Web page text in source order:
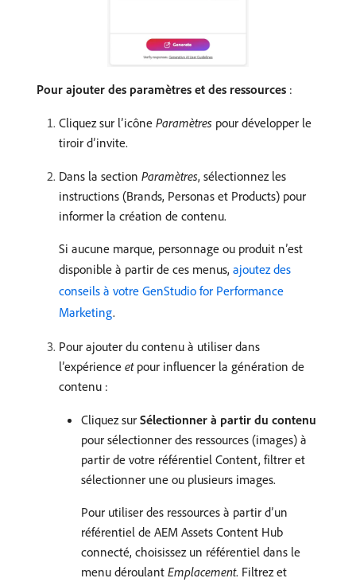
Pour ajouter des paramètres et des ressources :
Cliquez sur l’icône Paramètres pour développer le
tiroir d’invite.
Dans la section Paramètres, sélectionnez les
instructions (Brands, Personas et Products) pour
informer la création de contenu.
Si aucune marque, personnage ou produit n’est
disponible à partir de ces menus, ajoutez des
conseils à votre GenStudio for Performance
Marketing.
Pour ajouter du contenu à utiliser dans
l’expérience etpour influencer la génération de
contenu :
Cliquez sur Sélectionner à partir du contenu
pour sélectionner des ressources (images) à
partir de votre référentiel Content, filtrer et
sélectionner une ou plusieurs images.
Pour utiliser des ressources à partir d’un
référentiel de AEM Assets Content Hub
connecté, choisissez un référentiel dans le
menu déroulant Emplacement. Filtrez et